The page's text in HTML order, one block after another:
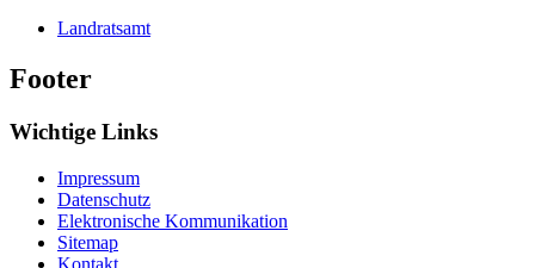
Landratsamt
Footer
Wichtige Links
Impressum
Datenschutz
Elektronische Kommunikation
Sitemap
Kontakt